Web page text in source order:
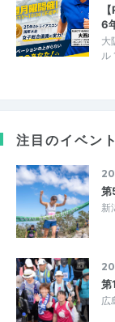
6
大
ル
注目のイベント
第
新
第
広